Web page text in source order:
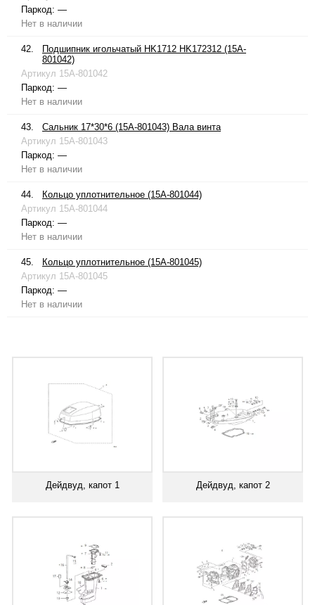
Паркод: —
Нет в наличии
42.
Подшипник игольчатый HK1712 HK172312 (15A-
801042)
Артикул 15A-801042
Паркод: —
Нет в наличии
43.
Сальник 17*30*6 (15A-801043) Вала винта
Артикул 15A-801043
Паркод: —
Нет в наличии
44.
Кольцо уплотнительное (15A-801044)
Артикул 15A-801044
Паркод: —
Нет в наличии
45.
Кольцо уплотнительное (15A-801045)
Артикул 15A-801045
Паркод: —
Нет в наличии
Дейдвуд, капот 1 Дейдвуд, капот 2